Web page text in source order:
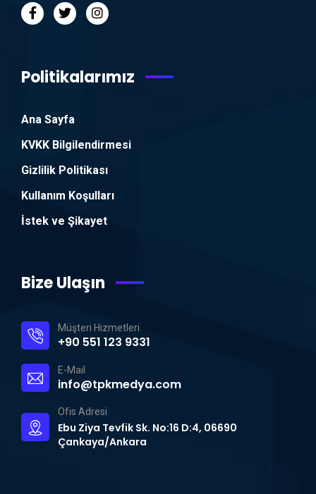
Politikalarımız
Ana Sayfa
KVKK Bilgilendirmesi
Gizlilik Politikası
Kullanım Koşulları
İstek ve Şikayet
Bize Ulaşın
Müşteri Hizmetleri
+90 551 123 9331
E-Mail
info@tpkmedya.com
Ofis Adresi
Ebu Ziya Tevfik Sk. No:16 D:4, 06690
Çankaya/Ankara